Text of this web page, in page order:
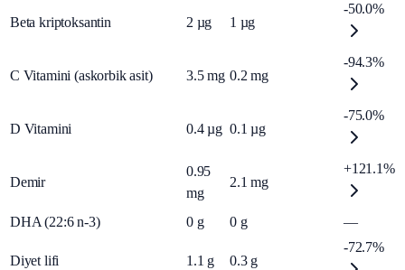
Beta kriptoksantin 2 µg 1 µg
-50.0%
C Vitamini (askorbik asit) 3.5 mg 0.2 mg
-94.3%
D Vitamini 0.4 µg 0.1 µg
-75.0%
Demir
0.95
mg
2.1 mg
+121.1%
DHA (22:6 n-3) 0 g 0 g —
Diyet lifi 1.1 g 0.3 g
-72.7%